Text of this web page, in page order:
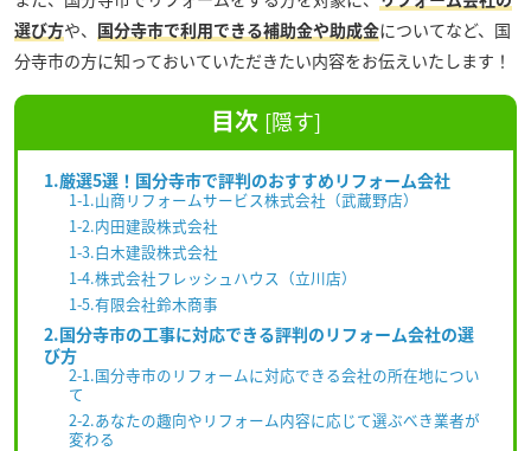
選び方や、 国分寺市で利用できる補助金や助成金についてなど、国
分寺市の方に知っておいていただきたい内容をお伝えいたします！
目次 [隠す]
1.厳選5選！国分寺市で評判のおすすめリフォーム会社
1-1.山商リフォームサービス株式会社（武蔵野店）
1-2.内田建設株式会社
1-3.白木建設株式会社
1-4.株式会社フレッシュハウス（立川店）
1-5.有限会社鈴木商事
2.国分寺市の工事に対応できる評判のリフォーム会社の選
び方
2-1.国分寺市のリフォームに対応できる会社の所在地につい
て
2-2.あなたの趣向やリフォーム内容に応じて選ぶべき業者が
変わる